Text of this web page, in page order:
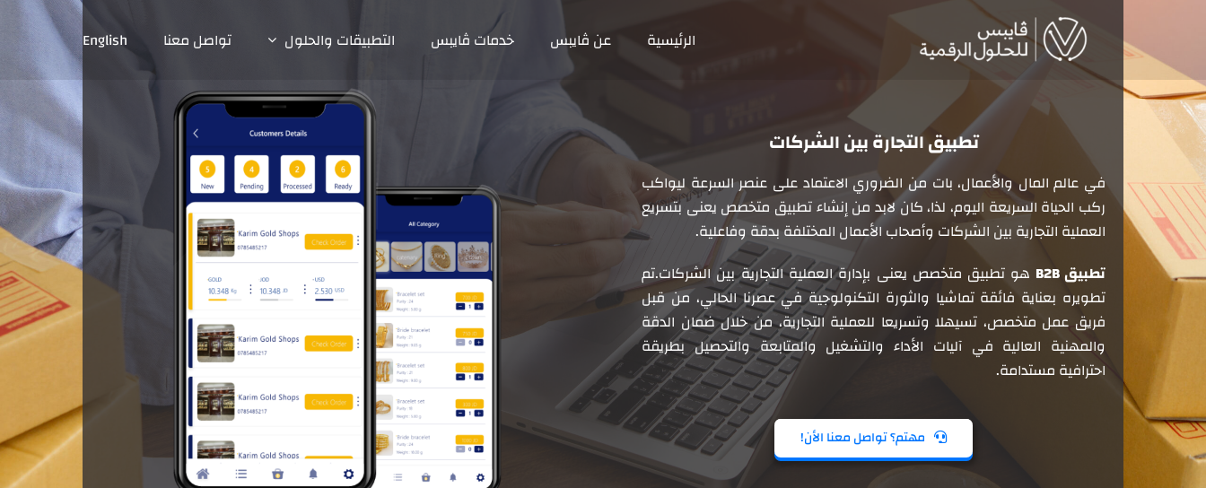
content
الرئيسية عن ڤايبس خدمات ڤايبس التطبيقات والحلول تواصل معنا English
في عالم المال والأعمال، بات من الضروري الاعتماد على عنصر السرعة ليواكب
ركب الحياة السريعة اليوم، لذا، كان لابد من إنشاء تطبيق متخصص يعنى بتسريع
العملية التجارية بين الشركات وأصحاب الأعمال المختلفة بدقة وفاعلية.
تطبيقB2B هو تطبيق متخصص يعنى بإدارة العملية التجارية بين الشركات.تم
تطويره بعناية فائقة تماشيا والثورة التكنولوجية في عصرنا الحالي، من قبل
فريق عمل متخصص، تسيهلا وتسريعا للعملية التجارية، من خلال ضمان الدقة
والمهنية العالية في آليات الأداء والتشغيل والمتابعة والتحصيل بطريقة
احترافية مستدامة.
مهتم؟ تواصل معنا الأن!